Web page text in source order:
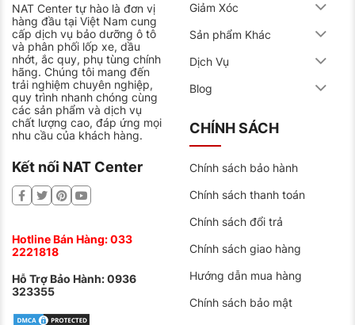
NAT Center tự hào là đơn vị
hàng đầu tại Việt Nam cung
cấp dịch vụ bảo dưỡng ô tô
và phân phối lốp xe, dầu
nhớt, ắc quy, phụ tùng chính
hãng. Chúng tôi mang đến
trải nghiệm chuyên nghiệp,
quy trình nhanh chóng cùng
các sản phẩm và dịch vụ
chất lượng cao, đáp ứng mọi
nhu cầu của khách hàng.
Kết nối NAT Center
Hotline Bán Hàng:033
2221818
Hỗ Trợ Bảo Hành:0936
323355
Giảm Xóc
Sản phẩm Khác
Dịch Vụ
Blog
CHÍNH SÁCH
Chính sách bảo hành
Chính sách thanh toán
Chính sách đổi trả
Chính sách giao hàng
Hướng dẫn mua hàng
Chính sách bảo mật